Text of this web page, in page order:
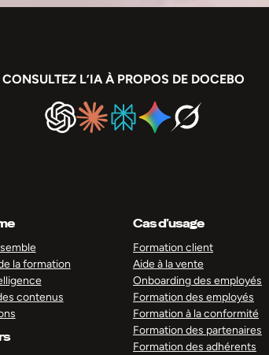
CONSULTEZ L’IA À PROPOS DE DOCEBO
la formation
contenus
Cas d’usage
Formation client
Aide à la vente
Onboarding des employés
Formation des employés
Formation à la conformité
Formation des partenaires
Formation des adhérents